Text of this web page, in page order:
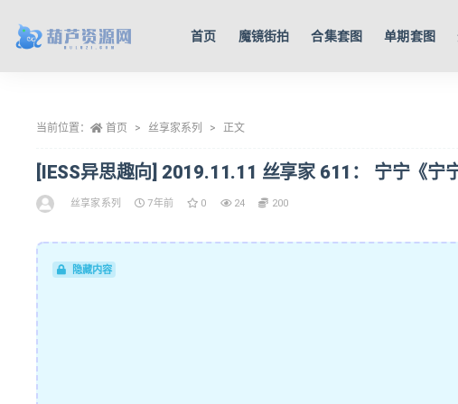
首页 魔镜街拍 合集套图 单期套图
当前位置： 首页 丝享家系列 正文
[IESS异思趣向] 2019.11.11 丝享家 611： 宁宁《宁
丝享家系列 7年前 0 24 200
隐藏内容
全部